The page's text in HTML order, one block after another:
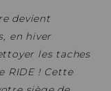
devient
en hiver
les taches
RIDE ! Cette